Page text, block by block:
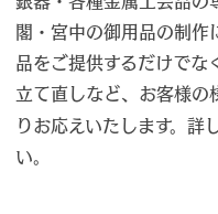
閣・宮中の御用品の制作
品をご提供するだけでな
立て直しなど、お客様の
りお応えいたします。詳
い。